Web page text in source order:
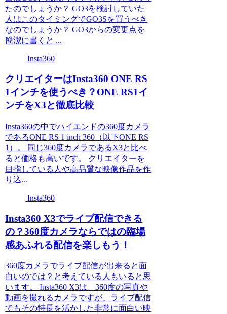
たのでしょうか？ GO3を検討していた
人はこのタイミングでGO3Sを買うべき
なのでしょうか？ GO3からの変更点を
簡潔に書くと ...
Insta360
クリエイターはInsta360 ONE RS
1インチを使うべき？ONE RS1イ
ンチをX3と徹底比較
Insta360の中でハイエンドの360度カメラ
であるONE RS 1 inch 360（以下ONE RS
1）。 同じ360度カメラであるX3と比べ
ると価格も高いです。 クリエイターを
目指している人や高品質な映像作品を作
り込...
Insta360
Insta360 X3でライブ配信できる
の？360度カメラならではの臨場
感あふれる配信を楽しもう！
360度カメラでライブ配信が出来ると面
白いのでは？と考えている人もいると思
います。 Insta360 X3は、360度の写真や
動画を撮れるカメラですが、ライブ配信
でもその特長を活かした非常に面白い映